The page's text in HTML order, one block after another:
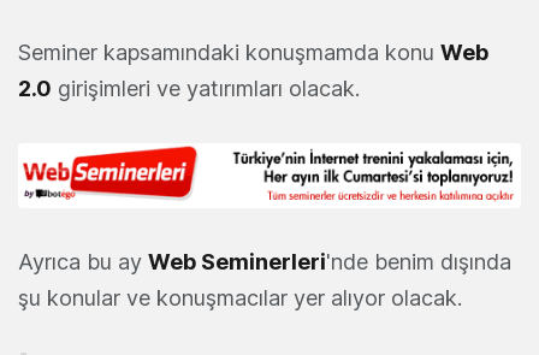
Seminer kapsamındaki konuşmamda konu Web
2.0 girişimleri ve yatırımları olacak.
Ayrıca bu ay Web Seminerleri'nde benim dışında
şu konular ve konuşmacılar yer alıyor olacak.